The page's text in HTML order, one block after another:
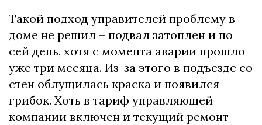
Такой подход управителей проблему в
доме не решил – подвал затоплен и по
сей день, хотя с момента аварии прошло
уже три месяца. Из-за этого в подъезде со
стен облущилась краска и появился
грибок. Хоть в тариф управляющей
компании включен и текущий ремонт